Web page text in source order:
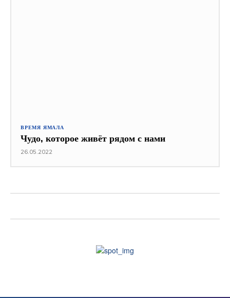
ВРЕМЯ ЯМАЛА
Чудо, которое живёт рядом с нами
26.05.2022